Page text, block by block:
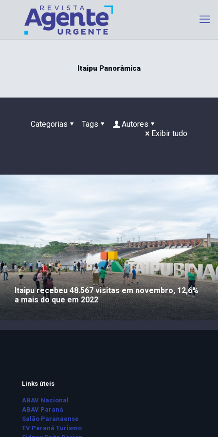
Itaipu Panorâmica
Categorias Tags
Autores
Exibir tudo
Itaipu recebeu 48.567 visitas em novembro, 12,6%
a mais do que em 2022
Links úteis
ABAV Nacional
ABAV Paraná
Salão Paranaense
TV Paraná Turismo